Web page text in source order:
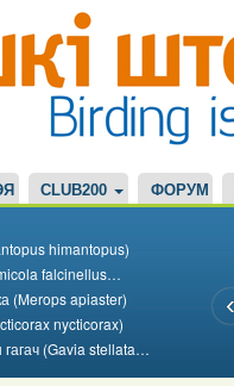
CLUB200 ФОРУМ
himantopus)
falcinellus…
(Merops apiaster)
nycticorax)
(Gavia stellata…